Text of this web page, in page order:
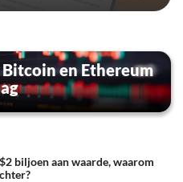
en Ethereum
biljoen aan waarde, waarom